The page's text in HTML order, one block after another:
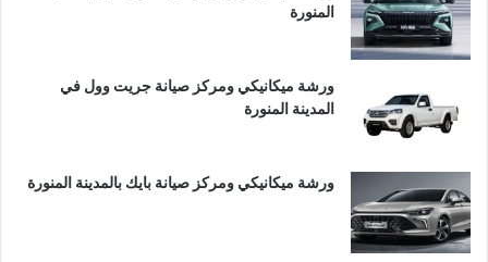
المنورة
ورشة ميكانيكي ومركز صيانة جريت وول في
المدينة المنورة
ورشة ميكانيكي ومركز صيانة بايك بالمدينة المنورة